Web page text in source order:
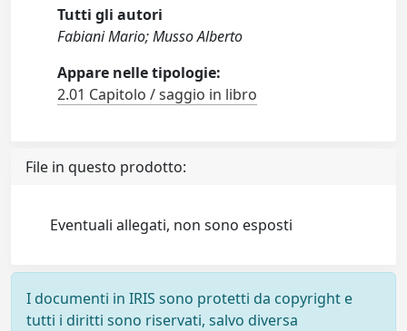
Tutti gli autori
Fabiani Mario; Musso Alberto
Appare nelle tipologie:
2.01 Capitolo / saggio in libro
File in questo prodotto:
Eventuali allegati, non sono esposti
I documenti in IRIS sono protetti da copyright e
tutti i diritti sono riservati, salvo diversa